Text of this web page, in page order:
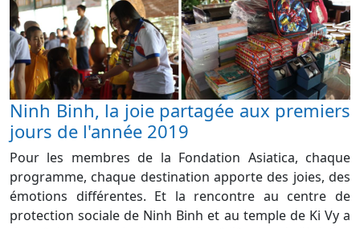
Ninh Binh, la joie partagée aux premiers
jours de l'année 2019
Pour les membres de la Fondation Asiatica, chaque
programme, chaque destination apporte des joies, des
émotions différentes. Et la rencontre au centre de
protection sociale de Ninh Binh et au temple de Ki Vy a